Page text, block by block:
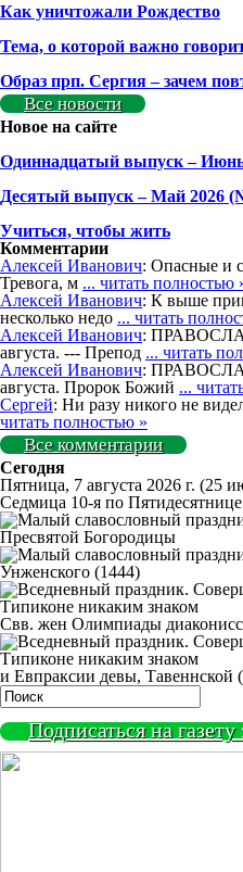
Как уничтожали Рождество
Тема, о которой важно
Образ прп. Сергия – зачем
Все новости
Новое на сайте
Одиннадцатый выпуск –
Деcятый выпуск – Май 2026
Учиться, чтобы жить
Комментарии
Алексей Иванович: Опасные и
Тревога, м ... читать полностью
Алексей Иванович: К выше
несколько недо ... читать
Алексей Иванович:
августа. --- Препод ... читать
Алексей Иванович:
августа. Пророк Божий ...
Сергей: Ни разу никого не
читать полностью »
Все комментарии
Сегодня
Пятница, 7 августа 2026 г. (25
Седмица 10-я по Пятидесятнице
Пресвятой Богородицы
Унженского (1444)
Свв. жен Олимпиады
и Евпраксии девы, Тавеннской
Подписаться на газету